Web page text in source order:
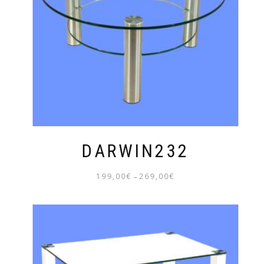
DARWIN232
199,00€ – 269,00€